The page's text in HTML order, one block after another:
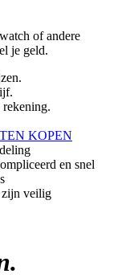
of andere
je geld.
KOPEN
en snel
zijn veilig